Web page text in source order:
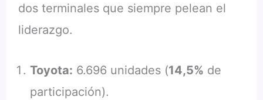
dos terminales que siempre pelean el
liderazgo.
Toyota: 6.696 unidades (14,5% de
participación).